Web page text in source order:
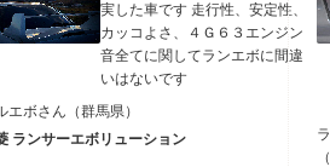
実した車です 走行性、安定性、
カッコよさ、４Ｇ６３エンジン
音全てに関してランエボに間違
いはないです
エボさん （群馬県）
ランサーエボリューション